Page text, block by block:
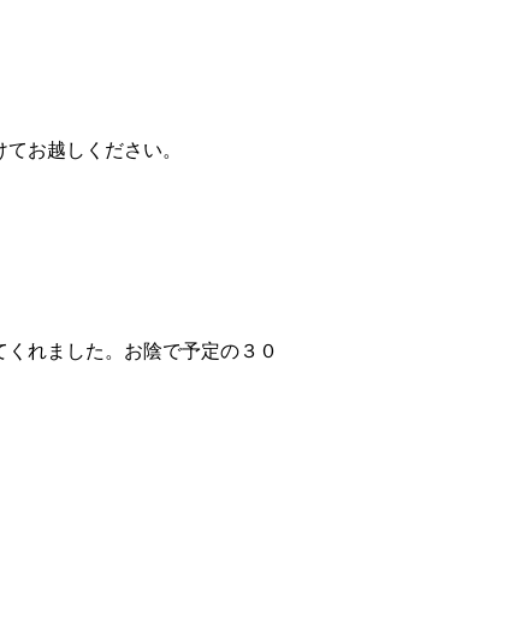
お越しください。
れました。お陰で予定の３０